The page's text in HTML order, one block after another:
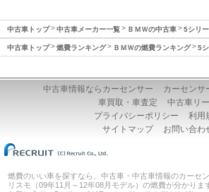
中古車トップ 中古車メーカー一覧 ＢＭＷの中古車 5シリ
中古車トップ 燃費ランキング ＢＭＷの燃費ランキング 5
中古車情報ならカーセンサー
カーセンサ
車買取・車査定
中古車リ
プライバシーポリシー
利用
サイトマップ
お問い合わ
燃費のいい車を探すなら、中古車・中古車情報のカーセ
リスモ（09年11月～12年08月モデル）の燃費が分かりま